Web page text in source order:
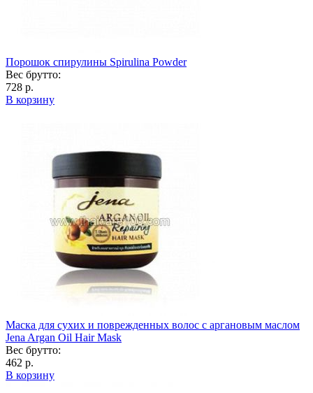
Порошок спирулины Spirulina Powder
Вес брутто:
728 р.
В корзину
Маска для сухих и поврежденных волос с аргановым маслом
Jena Argan Oil Hair Mask
Вес брутто:
462 р.
В корзину